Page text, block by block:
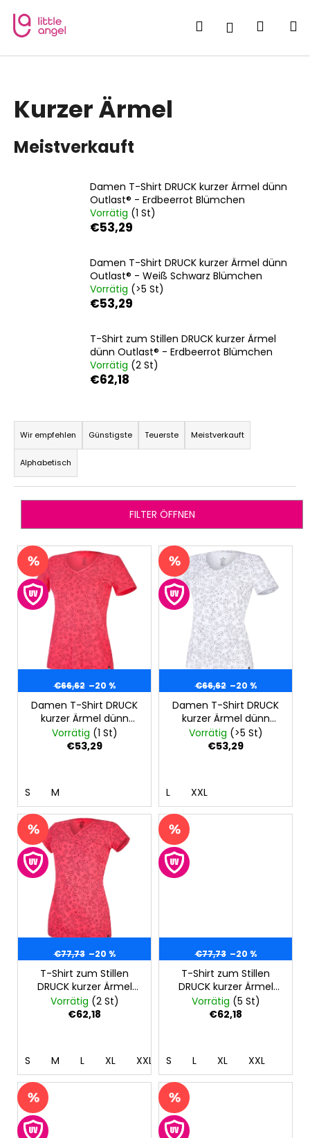
Inhalt
springen
SuchenLogin
Kurzer Ärmel
Meistverkauft
Damen T-Shirt DRUCK kurzer Ärmel dünn
Outlast® - Erdbeerrot Blümchen
Vorrätig (1 St)
€53,29
Damen T-Shirt DRUCK kurzer Ärmel dünn
Outlast® - Weiß Schwarz Blümchen
Vorrätig (>5 St)
€53,29
T-Shirt zum Stillen DRUCK kurzer Ärmel
dünn Outlast® - Erdbeerrot Blümchen
Vorrätig (2 St)
€62,18
P
o
d
u
s
o
r
t
u
n
Wir empfehlen Günstigste Teuerste Meistverkauft
Alphabetisch
FILTER ÖFFNEN
L
i
s
t
r
P
t
e
€66,62 –20 %
Damen T-Shirt DRUCK
kurzer Ärmel dünn
Outlast® - Erdbeerrot
Blümchen
Vorrätig (1 St)
€53,29
S M
€66,62 –20 %
Damen T-Shirt DRUCK
kurzer Ärmel dünn
Outlast® - Weiß
Schwarz Blümchen
Vorrätig (>5 St)
€53,29
L XXL
€77,73 –20 %
T-Shirt zum Stillen
DRUCK kurzer Ärmel
dünn Outlast® -
Erdbeerrot Blümchen
Vorrätig (2 St)
€62,18
S M L XL XXL
€77,73 –20 %
T-Shirt zum Stillen
DRUCK kurzer Ärmel
dünn Outlast® - Weiß
Schwarz Blümchen
Vorrätig (5 St)
€62,18
S L XL XXL
W
e
Zurück
zum
Zurück
zum
s
u
SUCHEN
W
r
e
m
p
e
h
l
e
n
MITWACHSHOSE
MUSTER
€27,08